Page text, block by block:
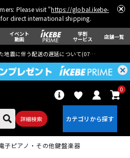
Please visit "https://global.ikebe-
direct international shipping.
イベント
動画
学割
サービス 店舗一覧
地震に伴う配送の遅延について(07月29日
詳細検索
0
子ピアノ・その他鍵盤楽器